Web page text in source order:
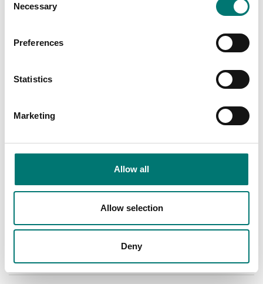
Selection
Necessary
Preferences
Statistics
Marketing
Allow all
Allow selection
Deny
Tryckmätning
Programvara PRESKAL
metrologisk
bekräftelse av mätare
9 115 kr